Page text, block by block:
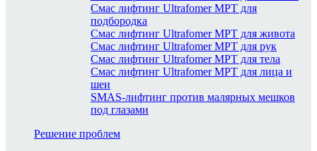
Смас лифтинг Ultrafomer MPT для
подбородка
Смас лифтинг Ultrafomer MPT для живота
Смас лифтинг Ultrafomer MPT для рук
Смас лифтинг Ultrafomer MPT для тела
Смас лифтинг Ultrafomer MPT для лица и
шеи
SMAS-лифтинг против малярных мешков
под глазами
Решение проблем